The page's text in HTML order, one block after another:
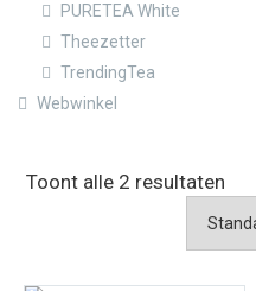
PURETEA White
Theezetter
TrendingTea
Webwinkel
Toont alle 2 resultaten